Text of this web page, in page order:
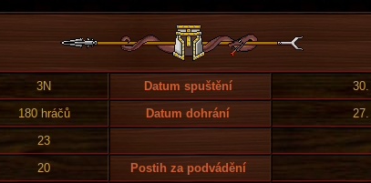
3N Datum spuštění
180 hráčů Datum dohrání
23
20 Postih za podvádění